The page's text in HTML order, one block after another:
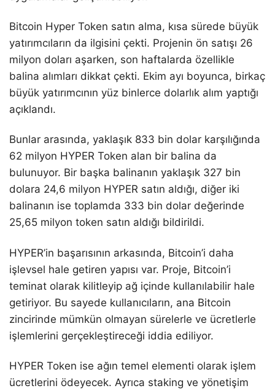
Bitcoin Hyper Token satın alma, kısa sürede büyük
yatırımcıların da ilgisini çekti. Projenin ön satışı 26
milyon doları aşarken, son haftalarda özellikle
balina alımları dikkat çekti. Ekim ayı boyunca, birkaç
büyük yatırımcının yüz binlerce dolarlık alım yaptığı
açıklandı.
Bunlar arasında, yaklaşık 833 bin dolar karşılığında
62 milyon HYPER Token alan bir balina da
bulunuyor. Bir başka balinanın yaklaşık 327 bin
dolara 24,6 milyon HYPER satın aldığı, diğer iki
balinanın ise toplamda 333 bin dolar değerinde
25,65 milyon token satın aldığı bildirildi.
HYPER’in başarısının arkasında, Bitcoin’i daha
işlevsel hale getiren yapısı var. Proje, Bitcoin’i
teminat olarak kilitleyip ağ içinde kullanılabilir hale
getiriyor. Bu sayede kullanıcıların, ana Bitcoin
zincirinde mümkün olmayan sürelerle ve ücretlerle
işlemlerini gerçekleştireceği iddia ediliyor.
HYPER Token ise ağın temel elementi olarak işlem
ücretlerini ödeyecek. Ayrıca staking ve yönetişim